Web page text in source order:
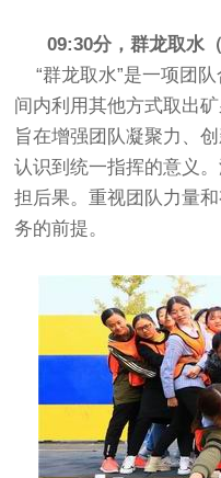
09:30分，群龙取水
“群龙取水”是一项团
间内利用其他方式取出
旨在增强团队凝聚力、
认识到统一指挥的意义
担后果。重视团队力量
务的前提。